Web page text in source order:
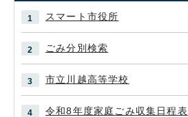
スマート市役所
ごみ分別検索
市立川越高等学校
令和8年度家庭ごみ収集日程表